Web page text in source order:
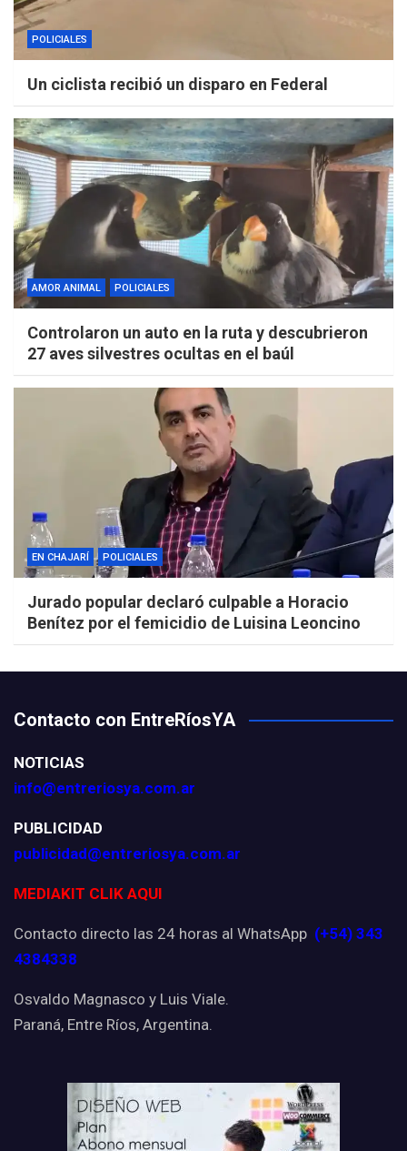
POLICIALES
Un ciclista recibió un disparo en Federal
AMOR ANIMAL POLICIALES
Controlaron un auto en la ruta y descubrieron
27 aves silvestres ocultas en el baúl
EN CHAJARÍ POLICIALES
Jurado popular declaró culpable a Horacio
Benítez por el femicidio de Luisina Leoncino
Contacto con EntreRíosYA
NOTICIAS
info@entreriosya.com.ar
PUBLICIDAD
publicidad@entreriosya.com.ar
MEDIAKIT CLIK AQUI
Contacto directo las 24 horas al WhatsApp (+54) 343
4384338
Osvaldo Magnasco y Luis Viale.
Paraná, Entre Ríos, Argentina.